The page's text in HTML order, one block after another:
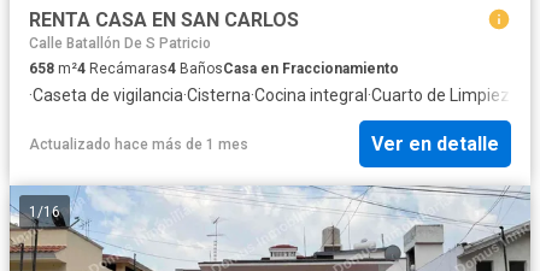
RENTA CASA EN SAN CARLOS
Calle Batallón De S Patricio
658 m²4 Recámaras4 BañosCasa en Fraccionamiento
·Caseta de vigilancia·Cisterna·Cocina integral ·Cuarto de Limpieza
Actualizado hace más de 1 mes Ver en detalle
1 /16